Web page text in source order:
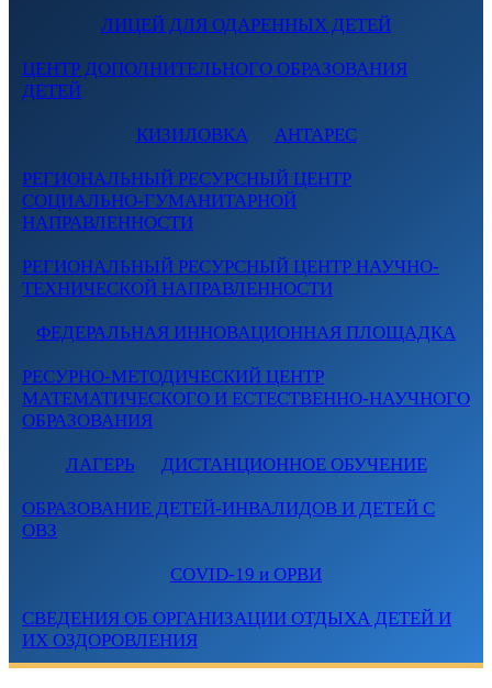
ЛИЦЕЙ ДЛЯ ОДАРЕННЫХ ДЕТЕЙ
ЦЕНТР ДОПОЛНИТЕЛЬНОГО ОБРАЗОВАНИЯ
ДЕТЕЙ
КИЗИЛОВКА АНТАРЕС
РЕГИОНАЛЬНЫЙ РЕСУРСНЫЙ ЦЕНТР
СОЦИАЛЬНО-ГУМАНИТАРНОЙ
НАПРАВЛЕННОСТИ
РЕГИОНАЛЬНЫЙ РЕСУРСНЫЙ ЦЕНТР НАУЧНО-
ТЕХНИЧЕСКОЙ НАПРАВЛЕННОСТИ
ФЕДЕРАЛЬНАЯ ИННОВАЦИОННАЯ ПЛОЩАДКА
РЕСУРНО-МЕТОДИЧЕСКИЙ ЦЕНТР
МАТЕМАТИЧЕСКОГО И ЕСТЕСТВЕННО-НАУЧНОГО
ОБРАЗОВАНИЯ
ЛАГЕРЬ ДИСТАНЦИОННОЕ ОБУЧЕНИЕ
ОБРАЗОВАНИЕ ДЕТЕЙ-ИНВАЛИДОВ И ДЕТЕЙ С
ОВЗ
COVID-19 и ОРВИ
СВЕДЕНИЯ ОБ ОРГАНИЗАЦИИ ОТДЫХА ДЕТЕЙ И
ИХ ОЗДОРОВЛЕНИЯ